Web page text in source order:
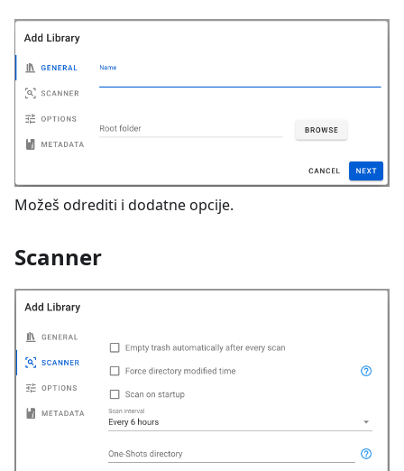
Možeš odrediti i dodatne opcije.
Scanner